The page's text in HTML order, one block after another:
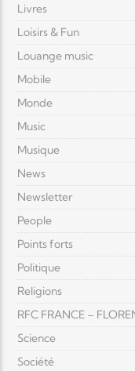
Livres
Loisirs & Fun
Louange music
Mobile
Monde
Music
Musique
News
Newsletter
People
Points forts
Politique
Religions
RFC FRANCE –
Science
Société